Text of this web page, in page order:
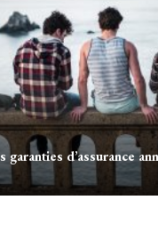
garanties d’assurance